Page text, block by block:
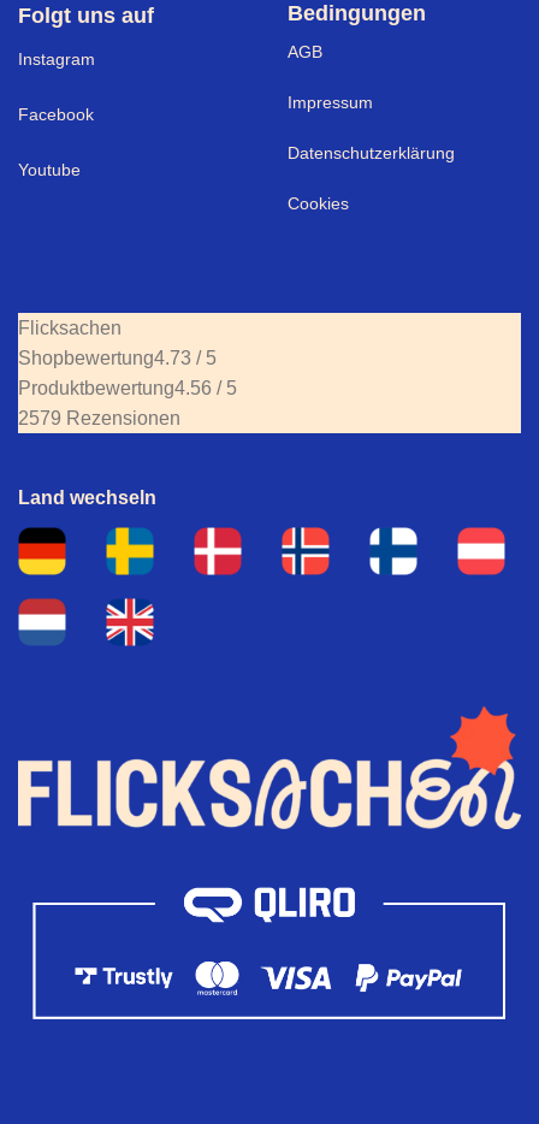
Folgt uns auf
Instagram
Facebook
Youtube
Bedingungen
AGB
Impressum
Datenschutzerklärung
Cookies
Flicksachen
Shopbewertung4.73 / 5
Produktbewertung4.56 / 5
2579 Rezensionen
Land wechseln